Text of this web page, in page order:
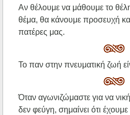
Αν θέλουμε να μάθουμε το
θέμα, θα κάνουμε προσευχή
πατέρες μας.
Το παν στην πνευματική ζωή
Όταν αγωνιζώμαστε για να
δεν φεύγη, σημαίνει ότι